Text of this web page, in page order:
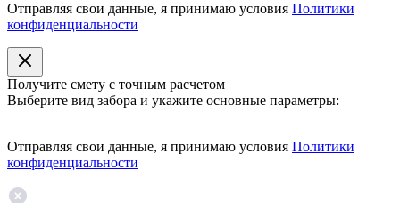
Отправляя свои данные, я принимаю условия Политики
конфиденциальности
Получите смету с точным расчетом
Выберите вид забора и укажите основные параметры:
Отправляя свои данные, я принимаю условия Политики
конфиденциальности